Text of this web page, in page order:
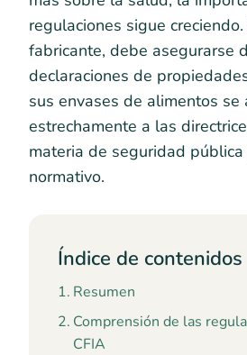
regulaciones sigue
fabricante, debe asegurarse
declaraciones de
sus envases de alimentos se
estrechamente a las
materia de seguridad
normativo.
Índice de contenidos
Resumen
Comprensión de las
CFIA